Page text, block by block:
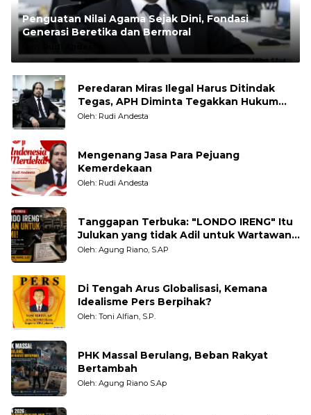
Penguatan Nilai Agama Sejak Dini, Fondasi
Generasi Beretika dan Bermoral
Rudi Andesta
Peredaran Miras Ilegal Harus Ditindak
Tegas, APH Diminta Tegakkan Hukum
Tanpa Pandang Bulu
Oleh: Rudi Andesta
Mengenang Jasa Para Pejuang
Kemerdekaan
Oleh: Rudi Andesta
Tanggapan Terbuka: "LONDO IRENG" Itu
Julukan yang tidak Adil untuk Wartawan,
Pengamat dan LSM
Oleh: Agung Riano, S.AP
Di Tengah Arus Globalisasi, Kemana
Idealisme Pers Berpihak?
Oleh: Toni Alfian, S.P.
PHK Massal Berulang, Beban Rakyat
Bertambah
Oleh: Agung Riano S.Ap